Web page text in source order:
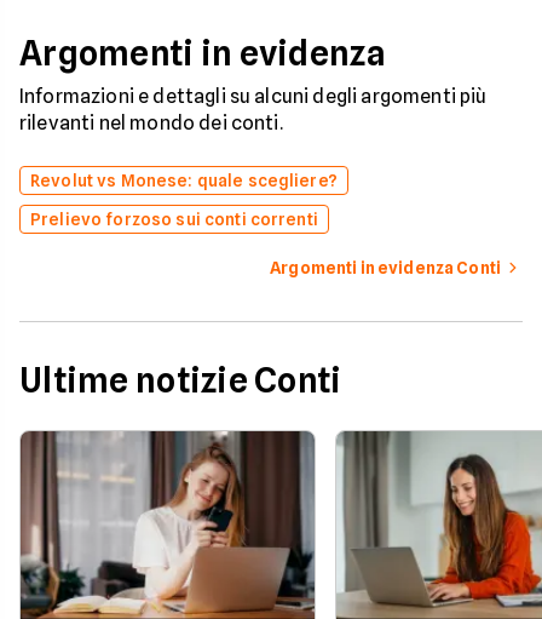
Argomenti in evidenza
Informazioni e dettagli su alcuni degli argomenti più
rilevanti nel mondo dei conti.
Revolut vs Monese: quale scegliere?
Prelievo forzoso sui conti correnti
Argomenti in evidenza Conti
Ultime notizie Conti